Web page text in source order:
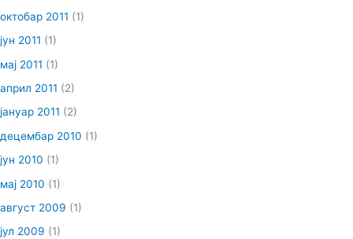
октобар 2011 (1)
јун 2011 (1)
мај 2011 (1)
април 2011 (2)
јануар 2011 (2)
децембар 2010 (1)
јун 2010 (1)
мај 2010 (1)
август 2009 (1)
јул 2009 (1)